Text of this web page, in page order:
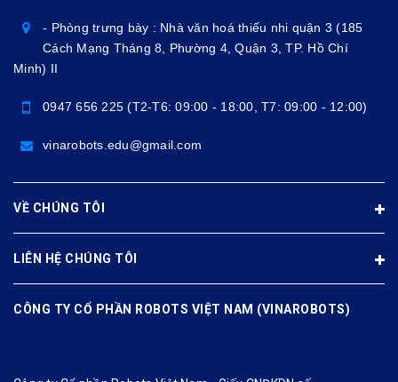
- Phòng trưng bày : Nhà văn hoá thiếu nhi quận 3 (185
Cách Mạng Tháng 8, Phường 4, Quận 3, TP. Hồ Chí
Minh) II
0947 656 225 (T2-T6: 09:00 - 18:00, T7: 09:00 - 12:00)
vinarobots.edu@gmail.com
VỀ CHÚNG TÔI
LIÊN HỆ CHÚNG TÔI
CÔNG TY CỔ PHẦN ROBOTS VIỆT NAM (VINAROBOTS)